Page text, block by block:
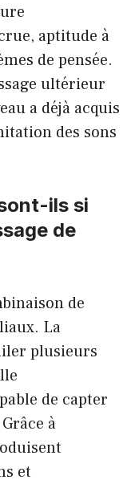
aptitude à
de pensée.
ultérieur
a déjà acquis
des sons
ils si
de
de
La
plusieurs
de capter
à
et